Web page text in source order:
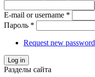
E-mail or username *
Пароль *
Request new password
Log in
Разделы сайта